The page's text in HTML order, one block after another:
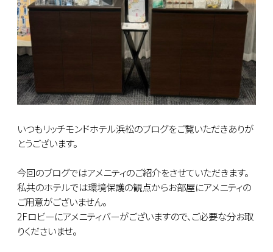
いつもリッチモンドホテル浜松のブログをご覧いただきありが
とうございます。
今回のブログではアメニティのご紹介をさせていただきます。
私共のホテルでは環境保護の観点からお部屋にアメニティの
ご用意がございません。
2Fロビーにアメニティバーがございますので、ご必要な分お取
りくださいませ。